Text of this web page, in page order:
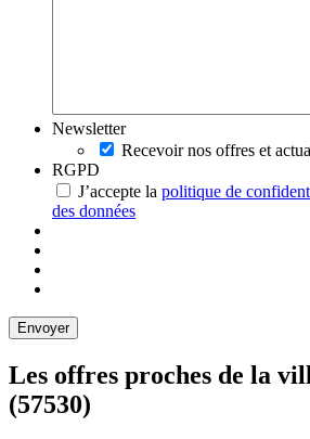
Newsletter
Recevoir nos offres et
RGPD
J’accepte la politique de
des données
Les offres proches de la
(57530)